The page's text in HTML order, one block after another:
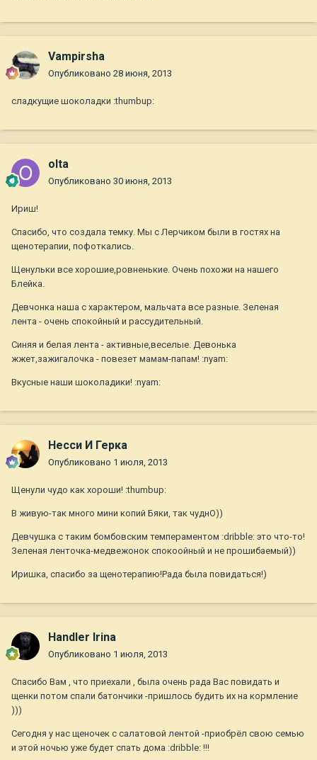
Vampirsha
Опубликовано 28 июня, 2013
сладкущие шоколадки :thumbup:
olta
Опубликовано 30 июня, 2013
Ириш!
Спасибо, что создала темку. Мы с Лерчиком были в гостях на
щенотерапии, пофоткались.
Щенульки все хорошие,ровненькие. Очень похожи на нашего
Блейка.
Девчонка наша с характером, мальчата все разные. Зеленая
лента - очень спокойный и рассудительный.
Синяя и белая лента - активные,веселые. Девонька
жжет,зажигалочка - повезет мамам-папам! :nyam:
Вкусные наши шоколадики! :nyam:
Несси И Герка
Опубликовано 1 июля, 2013
Щенули чудо как хороши! :thumbup:
В живую-так много мини копий Бяки, так чуднО))
Девчушка с таким бомбовским темпераментом :dribble: это что-то!
Зеленая ленточка-медвежонок спокоойный и не прошибаемый))
Иришка, спасибо за щенотерапию!Рада была повидаться!)
Handler Irina
Опубликовано 1 июля, 2013
Спасибо Вам , что приехали , была очень рада Вас повидать и
щенки потом спали батончики -пришлось будить их на кормление
)))
Сегодня у нас щеночек с салатовой лентой -приобрёл свою семью
и этой ночью уже будет спать дома :dribble: !!!